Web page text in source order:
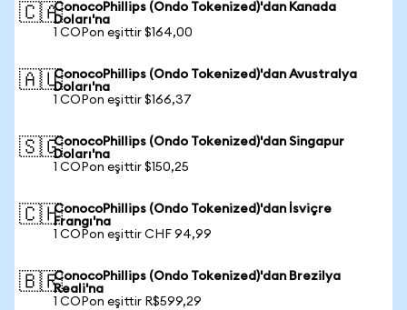
🇨🇦ConocoPhillips (Ondo Tokenized)'dan Kanada
Doları'na
1 COPon eşittir $164,00
🇦🇺ConocoPhillips (Ondo Tokenized)'dan Avustralya
Doları'na
1 COPon eşittir $166,37
🇸🇬ConocoPhillips (Ondo Tokenized)'dan Singapur
Doları'na
1 COPon eşittir $150,25
🇨🇭ConocoPhillips (Ondo Tokenized)'dan İsviçre
Frangı'na
1 COPon eşittir CHF 94,99
🇧🇷ConocoPhillips (Ondo Tokenized)'dan Brezilya
Reali'na
1 COPon eşittir R$599,29